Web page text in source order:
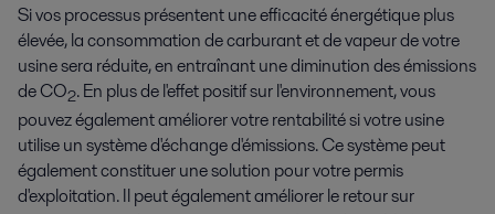
Si vos processus présentent une efficacité énergétique plus
élevée, la consommation de carburant et de vapeur de votre
usine sera réduite, en entraînant une diminution des émissions
de CO2. En plus de l'effet positif sur l'environnement, vous
pouvez également améliorer votre rentabilité si votre usine
utilise un système d'échange d'émissions. Ce système peut
également constituer une solution pour votre permis
d'exploitation. Il peut également améliorer le retour sur